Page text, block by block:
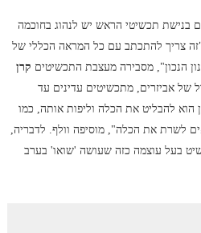
בנישת תכשיטי הראש יש לנהוג בחוכמה
צריך להתכתב עם כל המראה הכללי של
הנכון", מסבירה מעצבת התכשיטים קרן
של אביזרים, מתכשיטים עדינים עד
הוא להבליט את הכלה וליפות אותה, כמו
לשרת את הכלה", מוסיפה וולף. לדבריה,
בעל עוצמה כזה שעושה 'שואו' בערב